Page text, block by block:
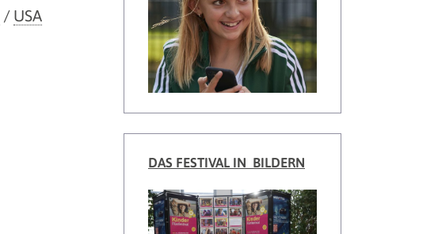
/ USA
DAS FESTIVAL IN BILDERN